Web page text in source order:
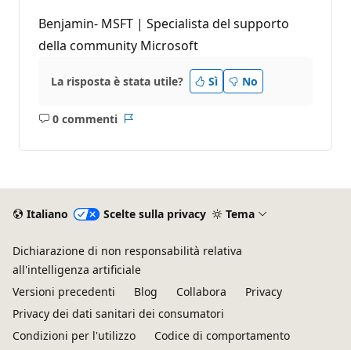
Benjamin- MSFT | Specialista del supporto
della community Microsoft
La risposta è stata utile? Sì No
0 commenti
Nessun
Italiano Scelte sulla privacy Tema
Dichiarazione di non responsabilità relativa
all'intelligenza artificiale
Versioni precedenti
Blog Collabora
Privacy
Privacy dei dati sanitari dei consumatori
Condizioni per l'utilizzo
Codice di comportamento